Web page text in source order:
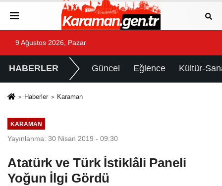
9 Ağustos 2026, Pazar
HABERLER Güncel Eğlence Kültür-
Haberler Karaman
KARAMAN
Yayınlanma: 30 Nisan 2019 - 09:30
Atatürk ve Türk İstiklâli Paneli
Yoğun İlgi Gördü